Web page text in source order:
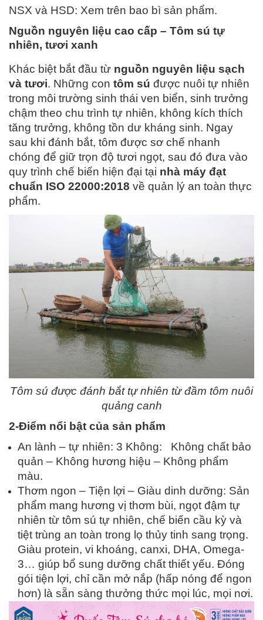
NSX và HSD: Xem trên bao bì sản phẩm.
Nguồn nguyên liệu cao cấp – Tôm sú tự
nhiên, tươi xanh
Khác biệt bắt đầu từ nguồn nguyên liệu sạch
và tươi. Những con tôm sú được nuôi tự nhiên
trong môi trường sinh thái ven biển, sinh trưởng
chậm theo chu trình tự nhiên, không kích thích
tăng trưởng, không tồn dư kháng sinh. Ngay
sau khi đánh bắt, tôm được sơ chế nhanh
chóng để giữ trọn độ tươi ngọt, sau đó đưa vào
quy trình chế biến hiện đại tại nhà máy đạt
chuẩn ISO 22000:2018 về quản lý an toàn thực
phẩm.
Tôm sú được đánh bắt tự nhiên từ đầm tôm nuôi
quảng canh
2-Điểm nổi bật của sản phẩm
An lành – tự nhiên: 3 Không: Không chất bảo
quản – Không hương hiệu – Không phẩm
màu.
Thơm ngon – Tiện lợi – Giàu dinh dưỡng: Sản
phẩm mang hương vị thơm bùi, ngọt đậm tự
nhiên từ tôm sú tự nhiên, chế biến cầu kỳ và
tiệt trùng an toàn trong lọ thủy tinh sang trọng.
Giàu protein, vi khoáng, canxi, DHA, Omega-
3… giúp bổ sung dưỡng chất thiết yếu. Đóng
gói tiện lợi, chỉ cần mở nắp (hấp nóng để ngon
hơn) là sẵn sàng thưởng thức mọi lúc, mọi nơi.